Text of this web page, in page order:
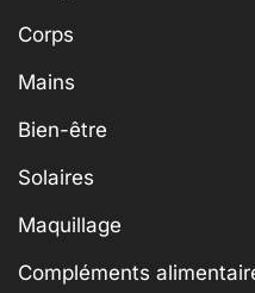
Corps
Mains
Bien-être
Solaires
Maquillage
Compléments